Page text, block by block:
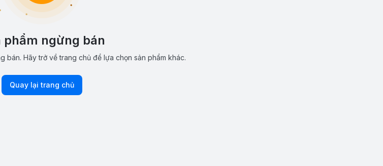
phẩm ngừng bán
bán. Hãy trở về trang chủ để lựa chọn sản phẩm khác.
Quay lại trang chủ